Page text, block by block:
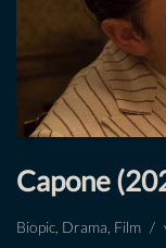
Capone
Biopic Drama Film